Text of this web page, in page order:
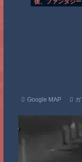
後、ファンタジ
Google MAP